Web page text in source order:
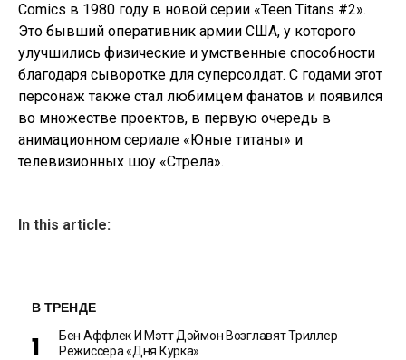
Comics в 1980 году в новой серии «Teen Titans #2».
Это бывший оперативник армии США, у которого
улучшились физические и умственные способности
благодаря сыворотке для суперсолдат. С годами этот
персонаж также стал любимцем фанатов и появился
во множестве проектов, в первую очередь в
анимационном сериале «Юные титаны» и
телевизионных шоу «Стрела».
In this article:
В ТРЕНДЕ
Бен Аффлек И Мэтт Дэймон Возглавят Триллер
Режиссера «Дня Курка»